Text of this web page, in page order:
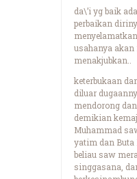
da\’i yg baik
perbaikan
usahanya
menakjubkan..
keterbukaan
diluar
mendorong
demikian
Muhammad
yatim dan Buta
beliau saw
singgasana,